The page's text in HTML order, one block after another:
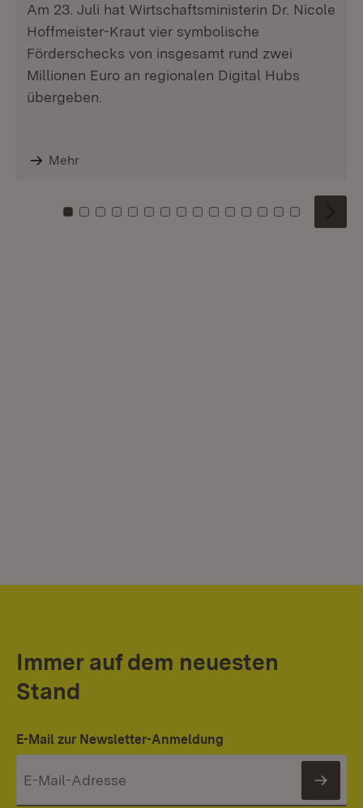
Am 23. Juli hat Wirtschaftsministerin Dr. Nicole
Hoffmeister-Kraut vier symbolische
Förderschecks von insgesamt rund zwei
Millionen Euro an regionalen Digital Hubs
übergeben.
Mehr
Zu Kachel: 0
Zu Kachel: 1
Zu Kachel: 2
Zu Kachel: 3
Zu Kachel: 4
Zu Kachel: 5
Zu Kachel: 6
Zu Kachel: 7
Zu Kachel: 8
Zu Kachel: 9
Zu Kachel: 10
Zu Kachel: 11
Zu Kachel: 12
Zu Kachel:
Zu
Immer auf dem neuesten
Stand
E-Mail zur Newsletter-Anmeldung